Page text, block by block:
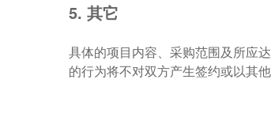
5. 其它
具体的项目内容、采购范围及所应
的行为将不对双方产生签约或以其